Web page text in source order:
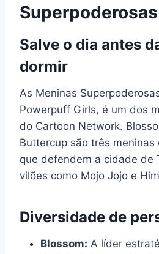
Superpoderosas
Salve o dia antes
dormir
As Meninas
Powerpuff Girls, é um dos
do Cartoon Network.
Buttercup são três meninas
que defendem a cidade de
vilões como Mojo Jojo e
Diversidade de
Blossom: A líder